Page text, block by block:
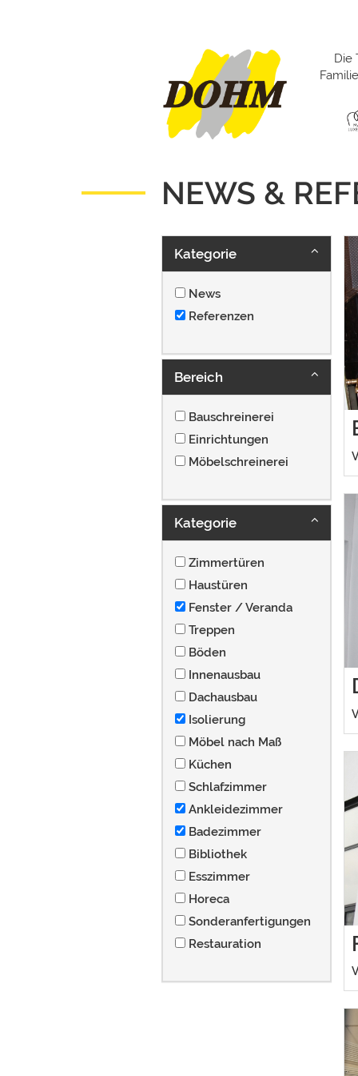
Die
NEWS &
Kategorie
News
Referenzen
Bereich
Bauschreinerei
Einrichtungen
Möbelschreinerei
Kategorie
Zimmertüren
Haustüren
Fenster / Veranda
Treppen
Böden
Innenausbau
Dachausbau
Isolierung
Möbel nach Maß
Küchen
Schlafzimmer
Ankleidezimmer
Badezimmer
Bibliothek
Esszimmer
Horeca
Sonderanfertigungen
Restauration